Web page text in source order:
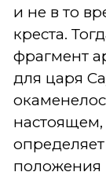
и не в то
креста.
фрагмент
для царя
положения